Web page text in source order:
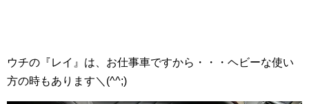
ウチの『レイ』は、お仕事車ですから・・・ヘビーな使い
方の時もあります＼(^^;)ゞ